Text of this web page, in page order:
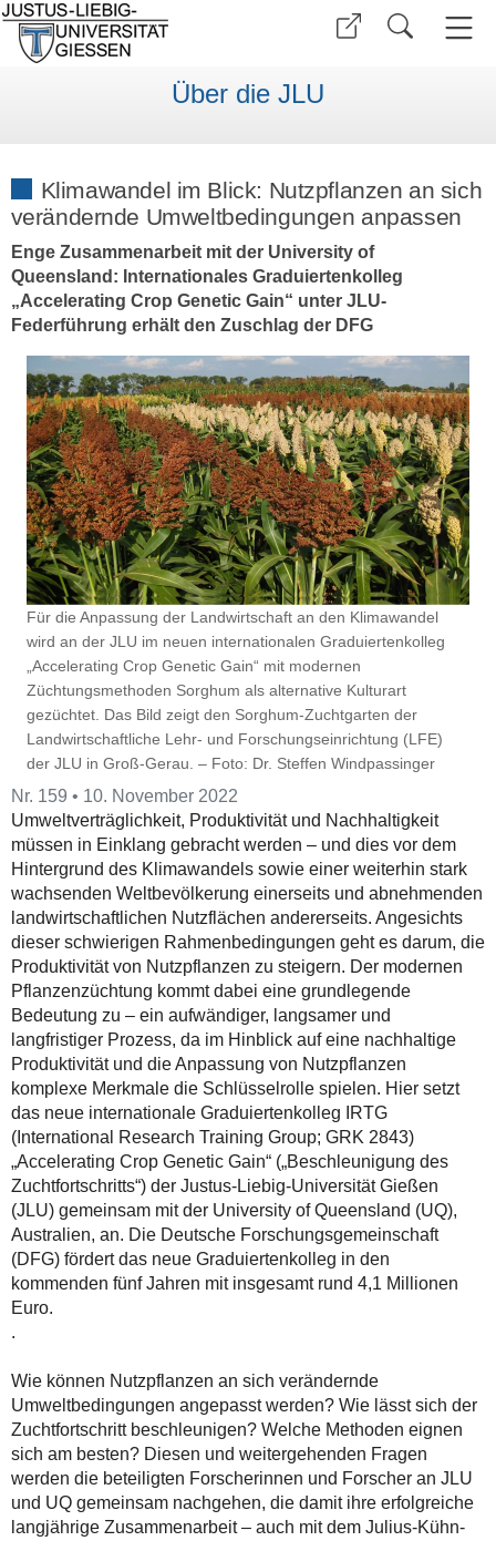
Über die JLU
Klimawandel im Blick: Nutzpflanzen an sich
verändernde Umweltbedingungen anpassen
Enge Zusammenarbeit mit der University of
Queensland: Internationales Graduiertenkolleg
„Accelerating Crop Genetic Gain“ unter JLU-
Federführung erhält den Zuschlag der DFG
Für die Anpassung der Landwirtschaft an den Klimawandel
wird an der JLU im neuen internationalen Graduiertenkolleg
„Accelerating Crop Genetic Gain“ mit modernen
Züchtungsmethoden Sorghum als alternative Kulturart
gezüchtet. Das Bild zeigt den Sorghum-Zuchtgarten der
Landwirtschaftliche Lehr- und Forschungseinrichtung (LFE)
der JLU in Groß-Gerau. – Foto: Dr. Steffen Windpassinger
Nr. 159 • 10. November 2022
Umweltverträglichkeit, Produktivität und Nachhaltigkeit
müssen in Einklang gebracht werden – und dies vor dem
Hintergrund des Klimawandels sowie einer weiterhin stark
wachsenden Weltbevölkerung einerseits und abnehmenden
landwirtschaftlichen Nutzflächen andererseits. Angesichts
dieser schwierigen Rahmenbedingungen geht es darum, die
Produktivität von Nutzpflanzen zu steigern. Der modernen
Pflanzenzüchtung kommt dabei eine grundlegende
Bedeutung zu – ein aufwändiger, langsamer und
langfristiger Prozess, da im Hinblick auf eine nachhaltige
Produktivität und die Anpassung von Nutzpflanzen
komplexe Merkmale die Schlüsselrolle spielen. Hier setzt
das neue internationale Graduiertenkolleg IRTG
(International Research Training Group; GRK 2843)
„Accelerating Crop Genetic Gain“ („Beschleunigung des
Zuchtfortschritts“) der Justus-Liebig-Universität Gießen
(JLU) gemeinsam mit der University of Queensland (UQ),
Australien, an. Die Deutsche Forschungsgemeinschaft
(DFG) fördert das neue Graduiertenkolleg in den
kommenden fünf Jahren mit insgesamt rund 4,1 Millionen
Euro.
.
Wie können Nutzpflanzen an sich verändernde
Umweltbedingungen angepasst werden? Wie lässt sich der
Zuchtfortschritt beschleunigen? Welche Methoden eignen
sich am besten? Diesen und weitergehenden Fragen
werden die beteiligten Forscherinnen und Forscher an JLU
und UQ gemeinsam nachgehen, die damit ihre erfolgreiche
langjährige Zusammenarbeit – auch mit dem Julius-Kühn-